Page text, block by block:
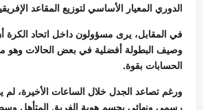
الدوري المعيار الأساسي لتوزيع المقاعد
في المقابل، يرى مسؤولون داخل اتحاد الكرة
وصيف البطولة أفضلية في بعض الحالات وهو
الحسابات بقوة.
ورغم تصاعد الجدل خلال الساعات الأخيرة، لم
رسمي ونهائي يحسم هوية الفريق المتأهل